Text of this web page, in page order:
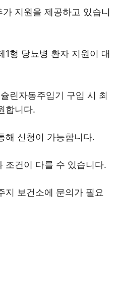
지원을 제공하고 있습니
1형 당뇨병 환자 지원이 대
린자동주입기 구입 시 최
합니다.
해 신청이 가능합니다.
조건이 다를 수 있습니다.
지 보건소에 문의가 필요